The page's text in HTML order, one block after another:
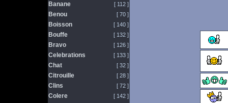
Banane [ 112 ]
Benou [ 70 ]
Boisson [ 140 ]
Bouffe [ 132 ]
Bravo [ 126 ]
Celebrations [ 133 ]
Chat [ 32 ]
Citrouille [ 28 ]
Clins [ 72 ]
Colere [ 142 ]